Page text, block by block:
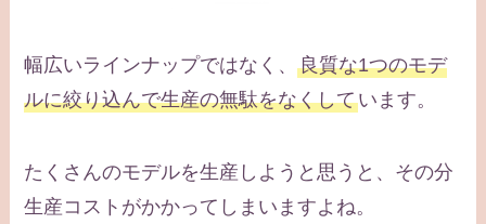
幅広いラインナップではなく、良質な1つのモデ
ルに絞り込んで生産の無駄をなくしています。
たくさんのモデルを生産しようと思うと、その分
生産コストがかかってしまいますよね。